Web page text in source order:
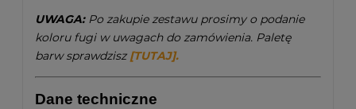
UWAGA:Po zakupie zestawu prosimy o podanie
koloru fugi w uwagach do zamówienia. Paletę
barw sprawdzisz [TUTAJ].
Dane techniczne